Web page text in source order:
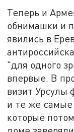
Теперь и
обнимашки и
явились в
"для одного
впервые. В
визит
и те же самые
которые